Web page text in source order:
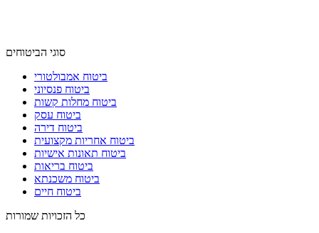
סוגי הביטוחים
ביטוח אמבולטורי
ביטוח פנסיוני
ביטוח מחלות קשות
ביטוח עסק
ביטוח דירה
ביטוח אחריות מקצועית
ביטוח תאונות אישיות
ביטוח בריאות
ביטוח משכנתא
ביטוח חיים
כל הזכויות שמורות